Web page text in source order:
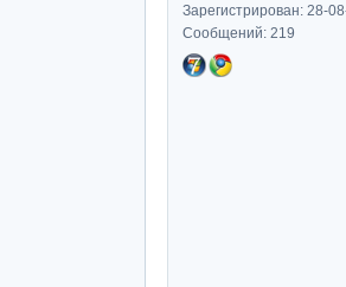
Зарегистрирован: 28-
Сообщений: 219